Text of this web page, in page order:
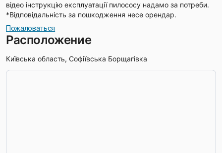
відео інструкцію експлуатації пилососу надамо за потреби.
*Відповідальність за пошкодження несе орендар.
Пожаловаться
Расположение
Київська область, Софіївська Борщагівка